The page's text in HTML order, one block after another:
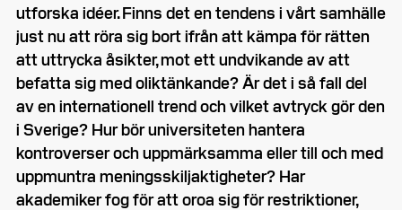
utforska idéer. Finns det en tendens i vårt samhälle
just nu att röra sig bort ifrån att kämpa för rätten
att uttrycka åsikter, mot ett undvikande av att
befatta sig med oliktänkande? Är det i så fall del
av en internationell trend och vilket avtryck gör den
i Sverige? Hur bör universiteten hantera
kontroverser och uppmärksamma eller till och med
uppmuntra meningsskiljaktigheter? Har
akademiker fog för att oroa sig för restriktioner,